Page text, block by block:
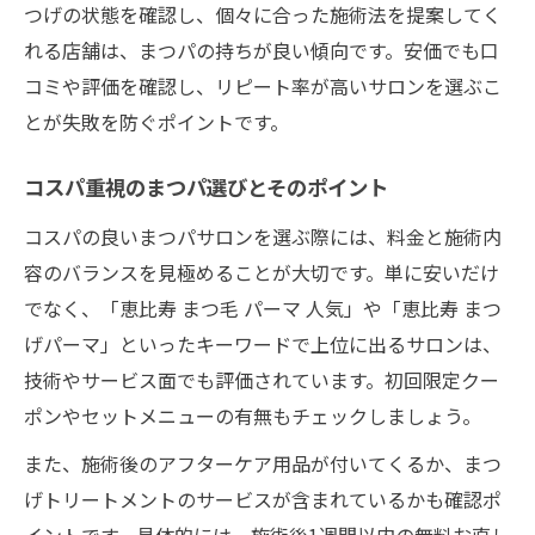
つげの状態を確認し、個々に合った施術法を提案してく
れる店舗は、まつパの持ちが良い傾向です。安価でも口
コミや評価を確認し、リピート率が高いサロンを選ぶこ
とが失敗を防ぐポイントです。
コスパ重視のまつパ選びとそのポイント
コスパの良いまつパサロンを選ぶ際には、料金と施術内
容のバランスを見極めることが大切です。単に安いだけ
でなく、「恵比寿 まつ毛 パーマ 人気」や「恵比寿 まつ
げパーマ」といったキーワードで上位に出るサロンは、
技術やサービス面でも評価されています。初回限定クー
ポンやセットメニューの有無もチェックしましょう。
また、施術後のアフターケア用品が付いてくるか、まつ
げトリートメントのサービスが含まれているかも確認ポ